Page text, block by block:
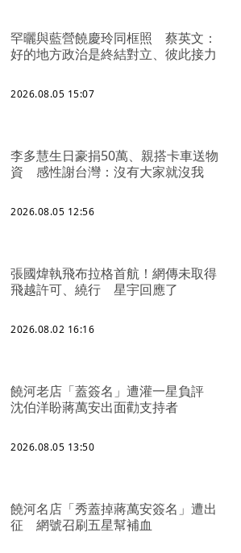
罕曬與藍營饒慶玲同框照 蔡英文：
好的地方政治是終結對立、彼此接力
2026.08.05 15:07
李多慧生日豪捐50萬、親搭卡車送物
資 感性謝台灣：沒有大家就沒我
2026.08.05 12:56
張國煒執飛布拉格首航！網傳未取得
飛越許可、繞行 星宇回應了
2026.08.02 16:16
饒河老店「蓋簽名」遭灌一星負評
沈伯洋盼蔣萬安出面勸支持者
2026.08.05 13:50
饒河名店「秀蓋掉蔣萬安簽名」遭出
征 網號召刷五星幫補血